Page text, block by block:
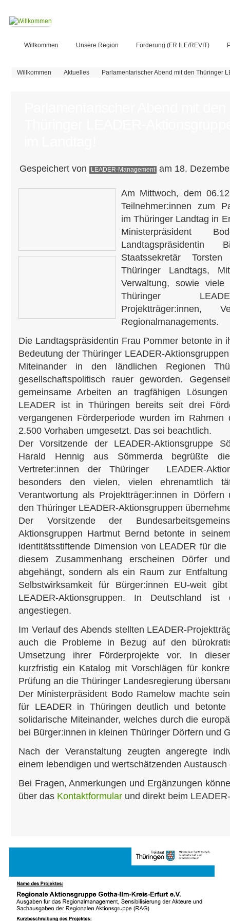
Willkommen Unsere Region Förderung (FR ILE/REVIT)
Sie sind hier
Willkommen Aktuelles Parlamentarischer Abend mit den Thüringer
Gespeichert von LEADER-Management am 18.
Am Mittwoch, dem
Teilnehmer:innen zum
im Thüringer Landtag in
Ministerpräsident
Staatssekretär
Thüringer Landtags,
Verwaltung, sowie viele
Thüringer
Projektträger:innen,
Regionalmanagements.
Die Landtagspräsidentin Frau Pommer betonte in
Bedeutung der Thüringer LEADER-
Miteinander in den ländlichen Regionen
gesellschaftspolitisch rauer geworden.
gemeinsame Arbeiten an tragfähigen
LEADER ist in Thüringen bereits seit drei
vergangenen Förderperiode wurden im Rahmen
2.500 Vorhaben umgesetzt. Das sei beachtlich.
Der Vorsitzende der LEADER-Aktionsgruppe
Harald Hennig aus Sömmerda begrüßte
Vertreter:innen der Thüringer LEADER-
besonders den vielen, vielen ehrenamtlich
Verantwortung als Projektträger:innen in
den Thüringer LEADER-Aktionsgruppen
Der Vorsitzende der
Aktionsgruppen Hartmut Bernd betonte in
identitätsstiftende Dimension von LEADER für
diesem Zusammenhang erscheinen Dörfer
abgehängt, sondern als ein Raum zur
Selbstwirksamkeit für Bürger:innen EU-weit
LEADER-Aktionsgruppen. In Deutschland
angestiegen.
Im Verlauf des Abends stellten LEADER-
auch die Probleme in Bezug auf den
Umsetzung ihrer Förderprojekte vor. In
kurzfristig ein Katalog mit Vorschlägen für
Prüfung an die Thüringer Landesregierung
Der Ministerpräsident Bodo Ramelow machte
für LEADER in Thüringen deutlich und
solidarische Miteinander, welches durch die
bei Bürger:innen in kleinen Thüringer Dörfern und
Nach der Veranstaltung zeugten angeregte
einem lebendigen und wertschätzenden
Bei Fragen, Anmerkungen und Ergänzungen
über das Kontaktformular und direkt beim